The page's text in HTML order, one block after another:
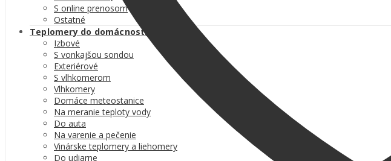
S online prenosom
Ostatné
Teplomery do domácnosti
Izbové
S vonkajšou sondou
Exteriérové
S vlhkomerom
Vlhkomery
Domáce meteostanice
Na meranie teploty vody
Do auta
Na varenie a pečenie
Vinárske teplomery a liehomery
Do udiarne